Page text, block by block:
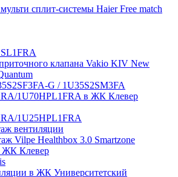
сплит-системы Haier Free match
клапана Vakio KIV New
G / 1U35S2SM3FA
1U70HPL1FRA в ЖК Клевер
1U25HPL1FRA
вентиляции
Vilpe Healthbox 3.0 Smartzone
ЖК Клевер
в ЖК Университетский